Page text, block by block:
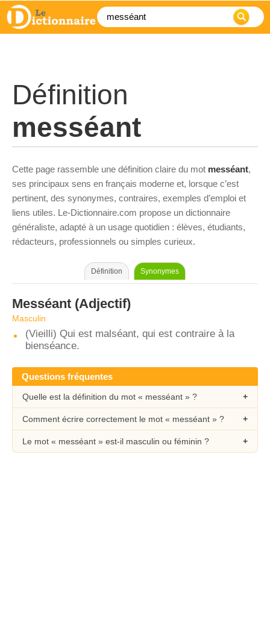
Définition
messéant
Cette page rassemble une définition claire du mot messéant,
ses principaux sens en français moderne et, lorsque c’est
pertinent, des synonymes, contraires, exemples d’emploi et
liens utiles. Le-Dictionnaire.com propose un dictionnaire
généraliste, adapté à un usage quotidien : élèves, étudiants,
rédacteurs, professionnels ou simples curieux.
Définition Synonymes
Messéant (Adjectif)
Masculin
(Vieilli) Qui est malséant, qui est contraire à la
bienséance.
Questions fréquentes
Quelle est la définition du mot « messéant » ?
Comment écrire correctement le mot « messéant » ?
Le mot « messéant » est-il masculin ou féminin ?